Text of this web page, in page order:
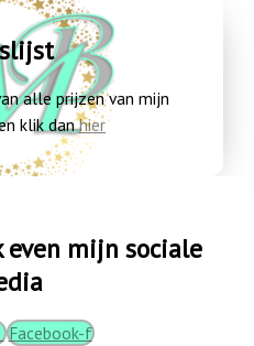
alle prijzen van mijn
klik danhier
even mijn sociale
Facebook-f